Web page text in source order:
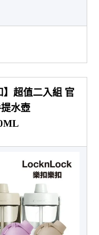
】超值二入組 官
水壺